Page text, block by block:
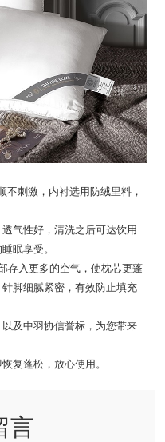
不刺激，内衬选用防绒里料，
气性好，清洗之后可达饮用
眠享受。
存入更多的空气，使枕芯更蓬
脚细腻紧密，有效防止填充
及中羽协信誉标，为您带来
复蓬松，放心使用。
言